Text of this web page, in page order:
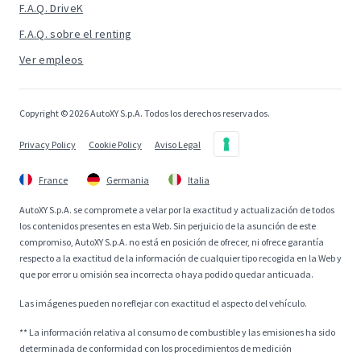
F.A.Q. DriveK
F.A.Q. sobre el renting
Ver empleos
Copyright © 2026 AutoXY S.p.A. Todos los derechos reservados.
Privacy Policy Cookie Policy Aviso Legal
France Germania Italia
AutoXY S.p.A. se compromete a velar por la exactitud y actualización de todos
los contenidos presentes en esta Web. Sin perjuicio de la asunción de este
compromiso, AutoXY S.p.A. no está en posición de ofrecer, ni ofrece garantía
respecto a la exactitud de la información de cualquier tipo recogida en la Web y
que por error u omisión sea incorrecta o haya podido quedar anticuada.
Las imágenes pueden no reflejar con exactitud el aspecto del vehículo.
** La información relativa al consumo de combustible y las emisiones ha sido
determinada de conformidad con los procedimientos de medición